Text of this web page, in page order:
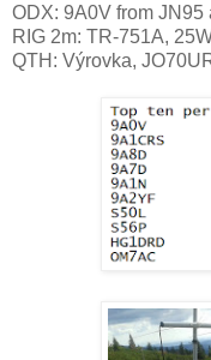
ODX: 9A0V from JN95
RIG 2m: TR-751A,
QTH: Výrovka,